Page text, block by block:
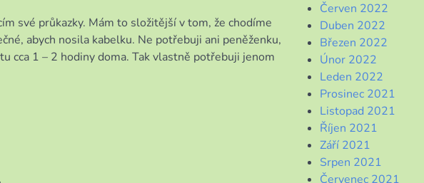
své průkazky. Mám to složitější v tom, že chodíme
abych nosila kabelku. Ne potřebuji ani peněženku,
cca 1 – 2 hodiny doma. Tak vlastně potřebuji jenom
Červen 2022
Duben 2022
Březen 2022
Únor 2022
Leden 2022
Prosinec 2021
Listopad 2021
Říjen 2021
Září 2021
Srpen 2021
Červenec 2021